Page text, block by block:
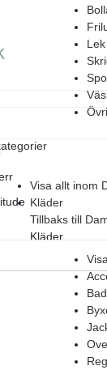
Visa allt inom
Kläder
Tillbaks till
Kläder